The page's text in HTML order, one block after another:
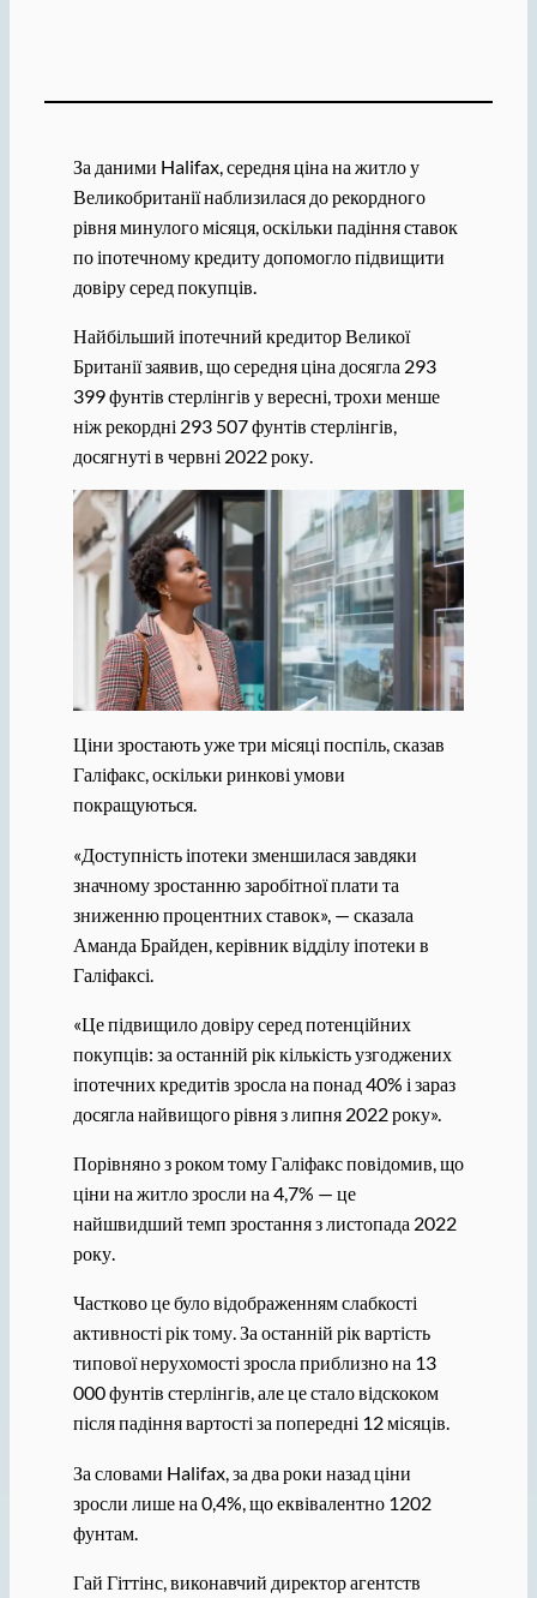
За даними Halifax, середня ціна на житло у
Великобританії наблизилася до рекордного
рівня минулого місяця, оскільки падіння ставок
по іпотечному кредиту допомогло підвищити
довіру серед покупців.
Найбільший іпотечний кредитор Великої
Британії заявив, що середня ціна досягла 293
399 фунтів стерлінгів у вересні, трохи менше
ніж рекордні 293 507 фунтів стерлінгів,
досягнуті в червні 2022 року.
Ціни зростають уже три місяці поспіль, сказав
Галіфакс, оскільки ринкові умови
покращуються.
«Доступність іпотеки зменшилася завдяки
значному зростанню заробітної плати та
зниженню процентних ставок», — сказала
Аманда Брайден, керівник відділу іпотеки в
Галіфаксі.
«Це підвищило довіру серед потенційних
покупців: за останній рік кількість узгоджених
іпотечних кредитів зросла на понад 40% і зараз
досягла найвищого рівня з липня 2022 року».
Порівняно з роком тому Галіфакс повідомив, що
ціни на житло зросли на 4,7% — це
найшвидший темп зростання з листопада 2022
року.
Частково це було відображенням слабкості
активності рік тому. За останній рік вартість
типової нерухомості зросла приблизно на 13
000 фунтів стерлінгів, але це стало відскоком
після падіння вартості за попередні 12 місяців.
За словами Halifax, за два роки назад ціни
зросли лише на 0,4%, що еквівалентно 1202
фунтам.
Гай Гіттінс, виконавчий директор агентств